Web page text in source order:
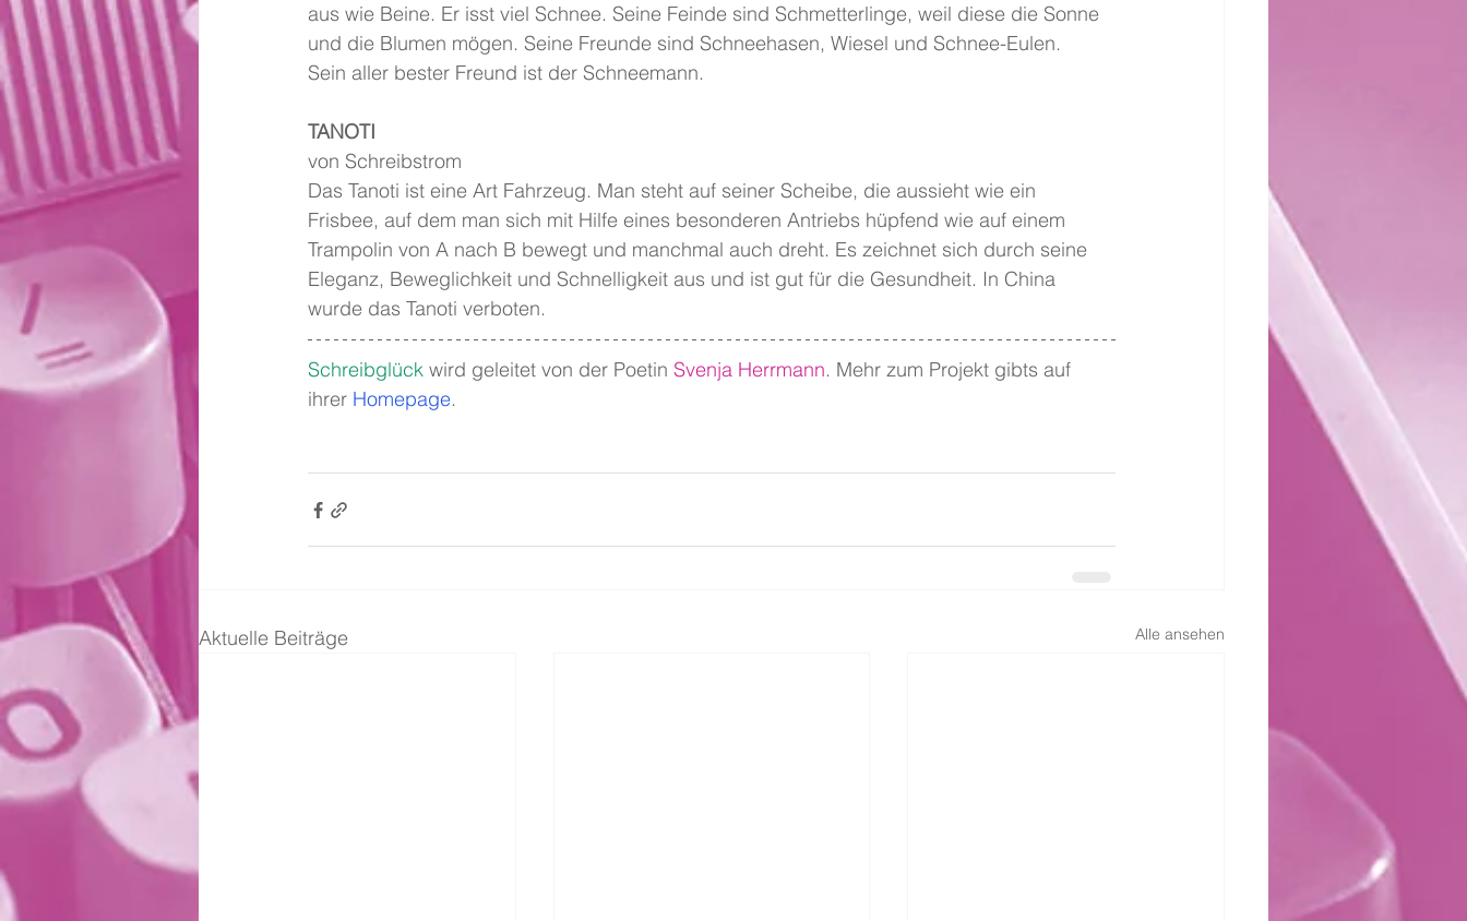
aus wie Beine. Er isst viel Schnee. Seine Feinde sind Schmetterlinge, weil diese die Sonne
und die Blumen mögen. Seine Freunde sind Schneehasen, Wiesel und Schnee-Eulen.
Sein aller bester Freund ist der Schneemann.
TANOTI
von Schreibstrom
Das Tanoti ist eine Art Fahrzeug. Man steht auf seiner Scheibe, die aussieht wie ein
Frisbee, auf dem man sich mit Hilfe eines besonderen Antriebs hüpfend wie auf einem
Trampolin von A nach B bewegt und manchmal auch dreht. Es zeichnet sich durch seine
Eleganz, Beweglichkeit und Schnelligkeit aus und ist gut für die Gesundheit. In China
wurde das Tanoti verboten.
Schreibglück wird geleitet von der Poetin Svenja Herrmann. Mehr zum Projekt gibts auf
ihrer Homepage.
Aktuelle Beiträge Alle ansehen